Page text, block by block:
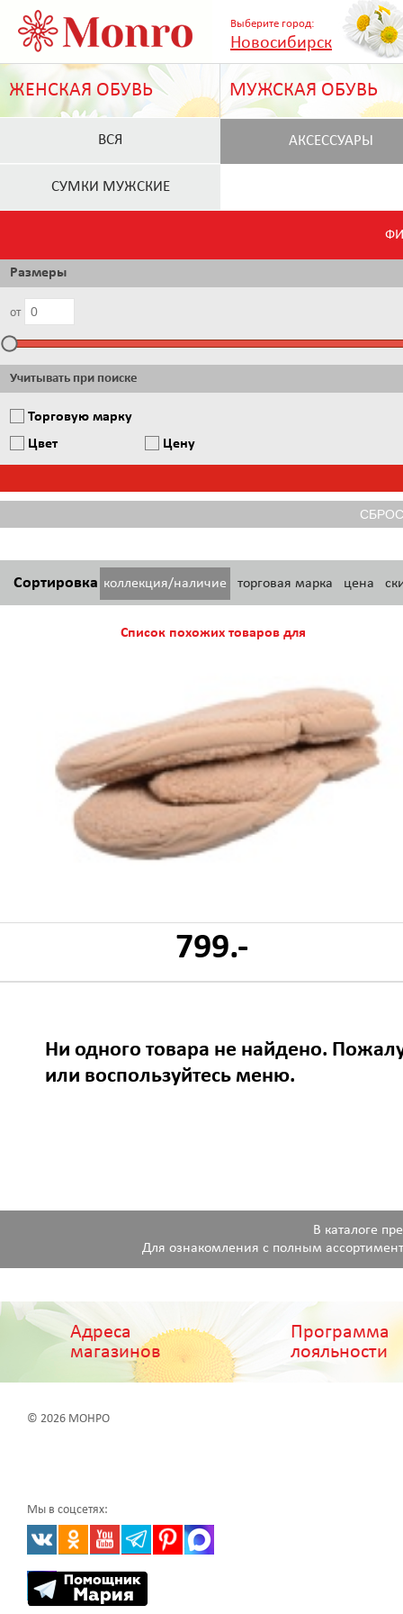
Выберите город:
Новосибирск
ЖЕНСКАЯ ОБУВЬ МУЖСКАЯ ОБУВЬ
ВСЯ АКСЕССУАРЫ
СУМКИ МУЖСКИЕ
Размеры
от
Учитывать при поиске
Торговую марку
Цвет
Цену
Сортировка коллекция/наличие торговая марка цена
Список похожих товаров для
799.-
Ни одного товара не найдено.
или воспользуйтесь меню.
В каталоге
Для ознакомления с полным
Адреса
магазинов
Программа
лояльности
© 2026 МОНРО
Мы в соцсетях: